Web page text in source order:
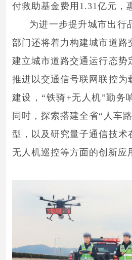
付救助基金费用1.31亿元，
为进一步提升城市出行
部门还将着力构建城市道路
建立城市道路交通运行态势
推进以交通信号联网联控为
建设，“铁骑+无人机”勤务
同时，探索搭建全省“人车
型，以及研究量子通信技术
无人机巡控等方面的创新应